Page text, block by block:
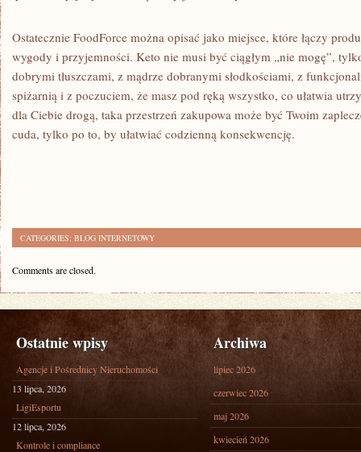
Ostatecznie FoodForce można opisać jako miejsce, które łączy
wygody i przyjemności. Keto nie musi być ciągłym „nie mogę”,
dobrymi tłuszczami, z mądrze dobranymi słodkościami, z
spiżarnią i z poczuciem, że masz pod ręką wszystko, co ułatwia
dla Ciebie drogą, taka przestrzeń zakupowa może być Twoim
cuda, tylko po to, by ułatwiać codzienną konsekwencję.
CATEGORIES: BLOG INTERNETOWY
Comments are closed.
Ostatnie wpisy
Agencje i Pośrednicy Nieruchomości
13 lipca, 2026
LigiEsportu
12 lipca, 2026
Kontrole i compliance
Archiwa
lipiec 2026
czerwiec 2026
maj 2026
kwiecień 2026